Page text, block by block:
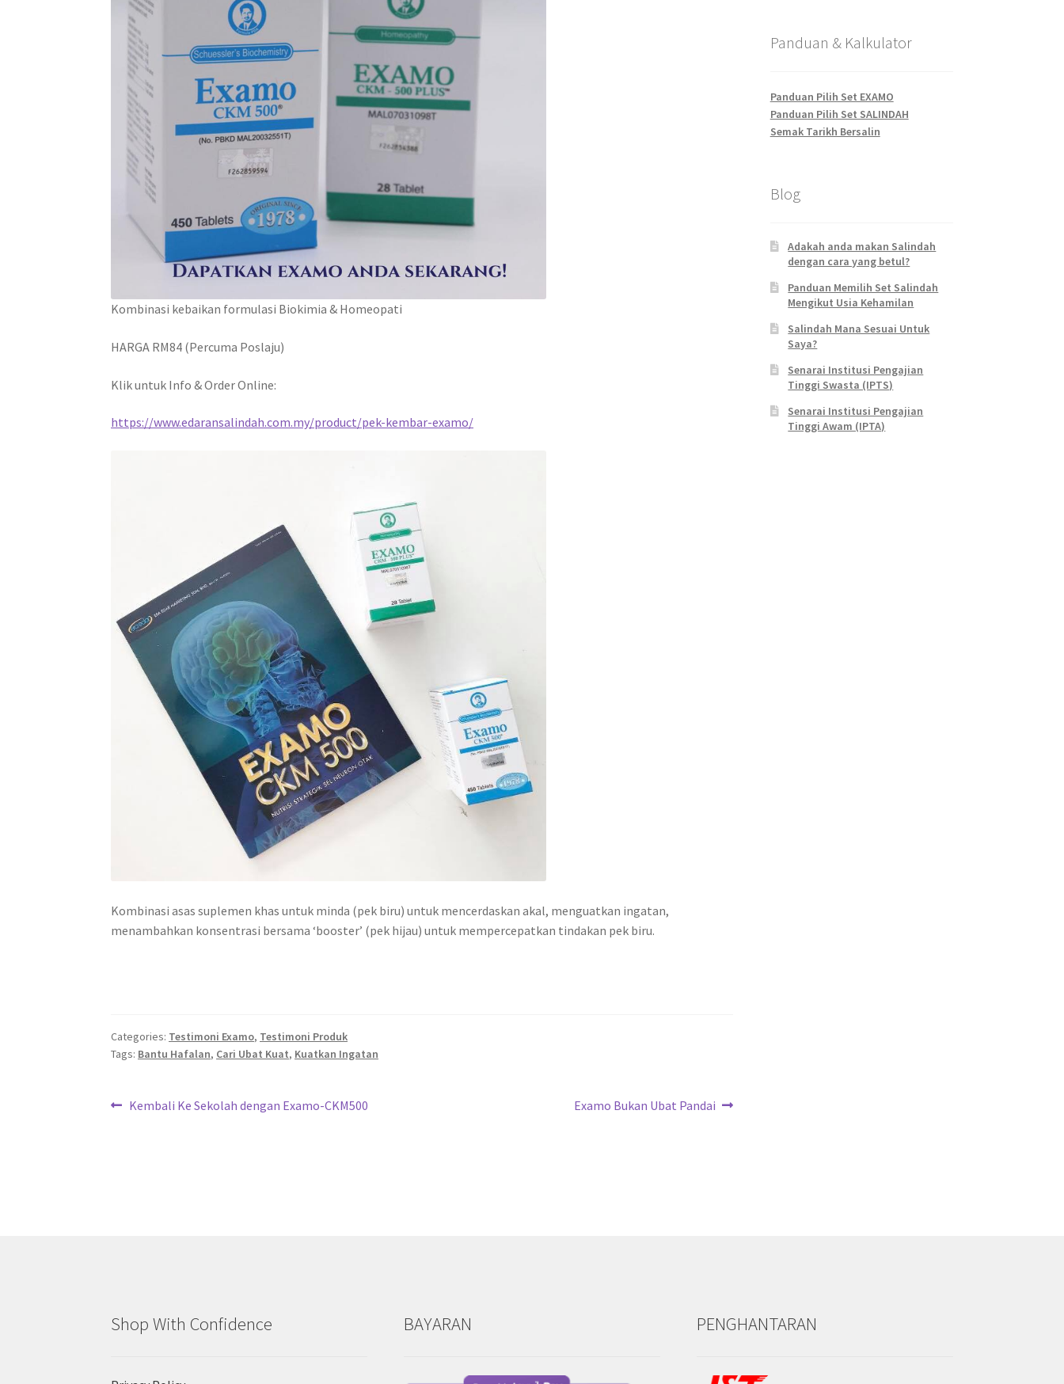
Kombinasi kebaikan formulasi Biokimia & Homeopati
HARGA RM84 (Percuma Poslaju)
Klik untuk Info & Order Online:
https://www.edaransalindah.com.my/product/pek-kembar-examo/
Kombinasi asas suplemen khas untuk minda (pek biru) untuk mencerdaskan akal, menguatkan ingatan,
menambahkan konsentrasi bersama ‘booster’ (pek hijau) untuk mempercepatkan tindakan pek biru.
Categories: Testimoni Examo, Testimoni Produk
Tags: Bantu Hafalan, Cari Ubat Kuat, Kuatkan Ingatan
Post
Previous
Kembali Ke Sekolah dengan Examo-CKM500
Next
Examo Bukan Ubat Pandai
Panduan & Kalkulator
Panduan Pilih Set EXAMO
Panduan Pilih Set SALINDAH
Semak Tarikh Bersalin
Blog
Adakah anda makan Salindah
dengan cara yang betul?
Panduan Memilih Set Salindah
Mengikut Usia Kehamilan
Salindah Mana Sesuai Untuk
Saya?
Senarai Institusi Pengajian
Tinggi Swasta (IPTS)
Senarai Institusi Pengajian
Tinggi Awam (IPTA)
Shop With Confidence BAYARAN PENGHANTARAN